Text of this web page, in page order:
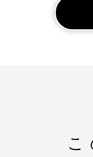
・ふるさと納税
お申込み時は、必
※ご寄附後は配送
※返礼品発送後に
転送にかかる費用
となります。